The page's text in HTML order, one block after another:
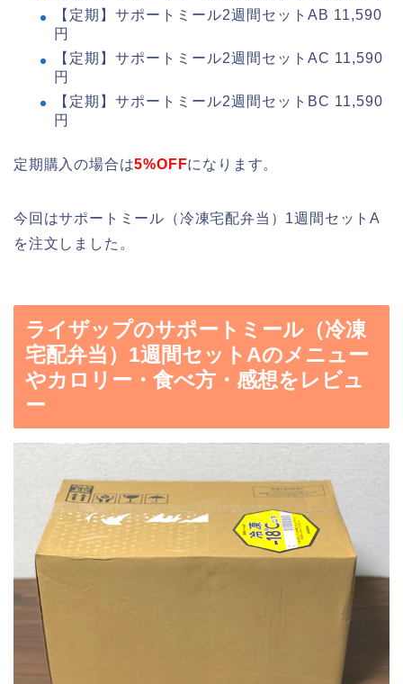
【定期】サポートミール2週間セットAB 11,590
円
【定期】サポートミール2週間セットAC 11,590
円
【定期】サポートミール2週間セットBC 11,590
円
定期購入の場合は5%OFFになります。
今回はサポートミール（冷凍宅配弁当）1週間セットA
を注文しました。
ライザップのサポートミール（冷凍
宅配弁当）1週間セットAのメニュー
やカロリー・食べ方・感想をレビュ
ー